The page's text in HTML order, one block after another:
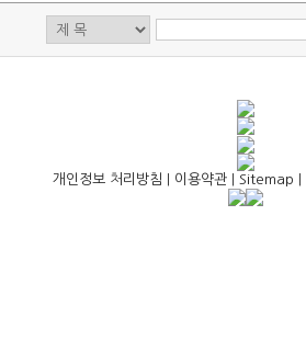
개인정보 처리방침 이용약관| Sitemap